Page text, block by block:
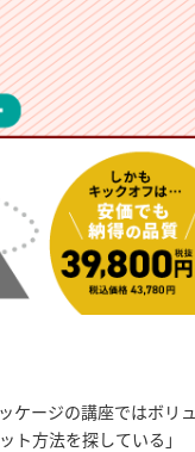
ケージの講座ではボリュ
方法を探している」